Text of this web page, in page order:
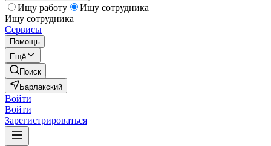
Ищу работу
Ищу сотрудника
Ищу сотрудника
Сервисы
Помощь
Ещё
Поиск
Барлакский
Войти
Войти
Зарегистрироваться